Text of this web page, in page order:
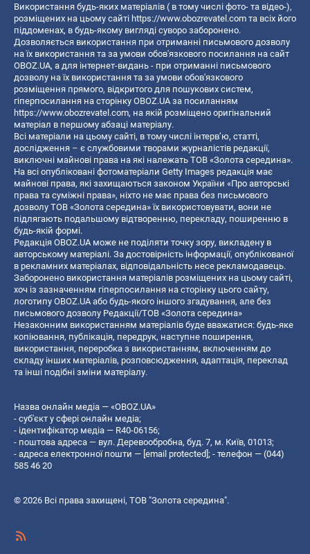
Використання будь-яких матеріалів ( в тому числі фото- та відео-),
розміщених на цьому сайті https://www.obozrevatel.com та всіх його
піддоменах, в будь-якому вигляді суворо заборонено.
Дозволяється використання при отриманні письмового дозволу
на їх використання та за умови обов'язкового посилання на сайт
OBOZ.UA, а для інтернет-видань - при отриманні письмового
дозволу на їх використання та за умови обов'язкового
розміщення прямого, відкритого для пошукових систем,
гіперпосилання на сторінку OBOZ.UA за посиланням
https://www.obozrevatel.com, на якій розміщено оригінальний
матеріал в першому абзаці матеріалу.
Всі матеріали на цьому сайті, в тому числі інтерв’ю, статті,
дослідження – є службовими творами журналістів редакції,
виключні майнові права на які належать ТОВ «Золота середина».
На всі опубліковані фотоматеріали Getty Images редакція має
майнові права, які захищаються законом України «Про авторські
права та суміжні права», ніхто не має права без письмового
дозволу ТОВ «Золота середина» їх використовувати, вони не
підлягають подальшому відтворенню, перекладу, поширенню в
будь-якій формі.
Редакція OBOZ.UA може не поділяти точку зору, викладену в
авторському матеріалі. За достовірність інформації, опублікованої
в рекламних матеріалах, відповідальність несе рекламодавець.
Заборонено використання матеріалів розміщених на цьому сайті,
хоч із зазначенням гіперпосилання на сторінку цього сайту,
логотипу OBOZ.UA або будь-якого іншого згадування, але без
письмового дозволу Редакції/ТОВ «Золота середина»
Незаконним використанням матеріалів буде вважатися: будь-яке
копiювання, публiкацiя, передрук, наступне поширення,
використання, переробка з використанням, включенням до
складу інших матеріалів, розповсюдження, адаптація, переклад
та інші подібні зміни матеріалу.
Назва онлайн медіа — «OBOZ.UA»
- суб'єкт у сфері онлайн медіа;
- ідентифікатор медіа — R40-06156;
- поштова адреса — вул. Деревообробна, буд. 7, м. Київ, 01013;
- адреса електронної пошти — [email protected]; - телефон — (044)
585 46 20
© 2026 Всі права захищені, ТОВ "Золота середина".